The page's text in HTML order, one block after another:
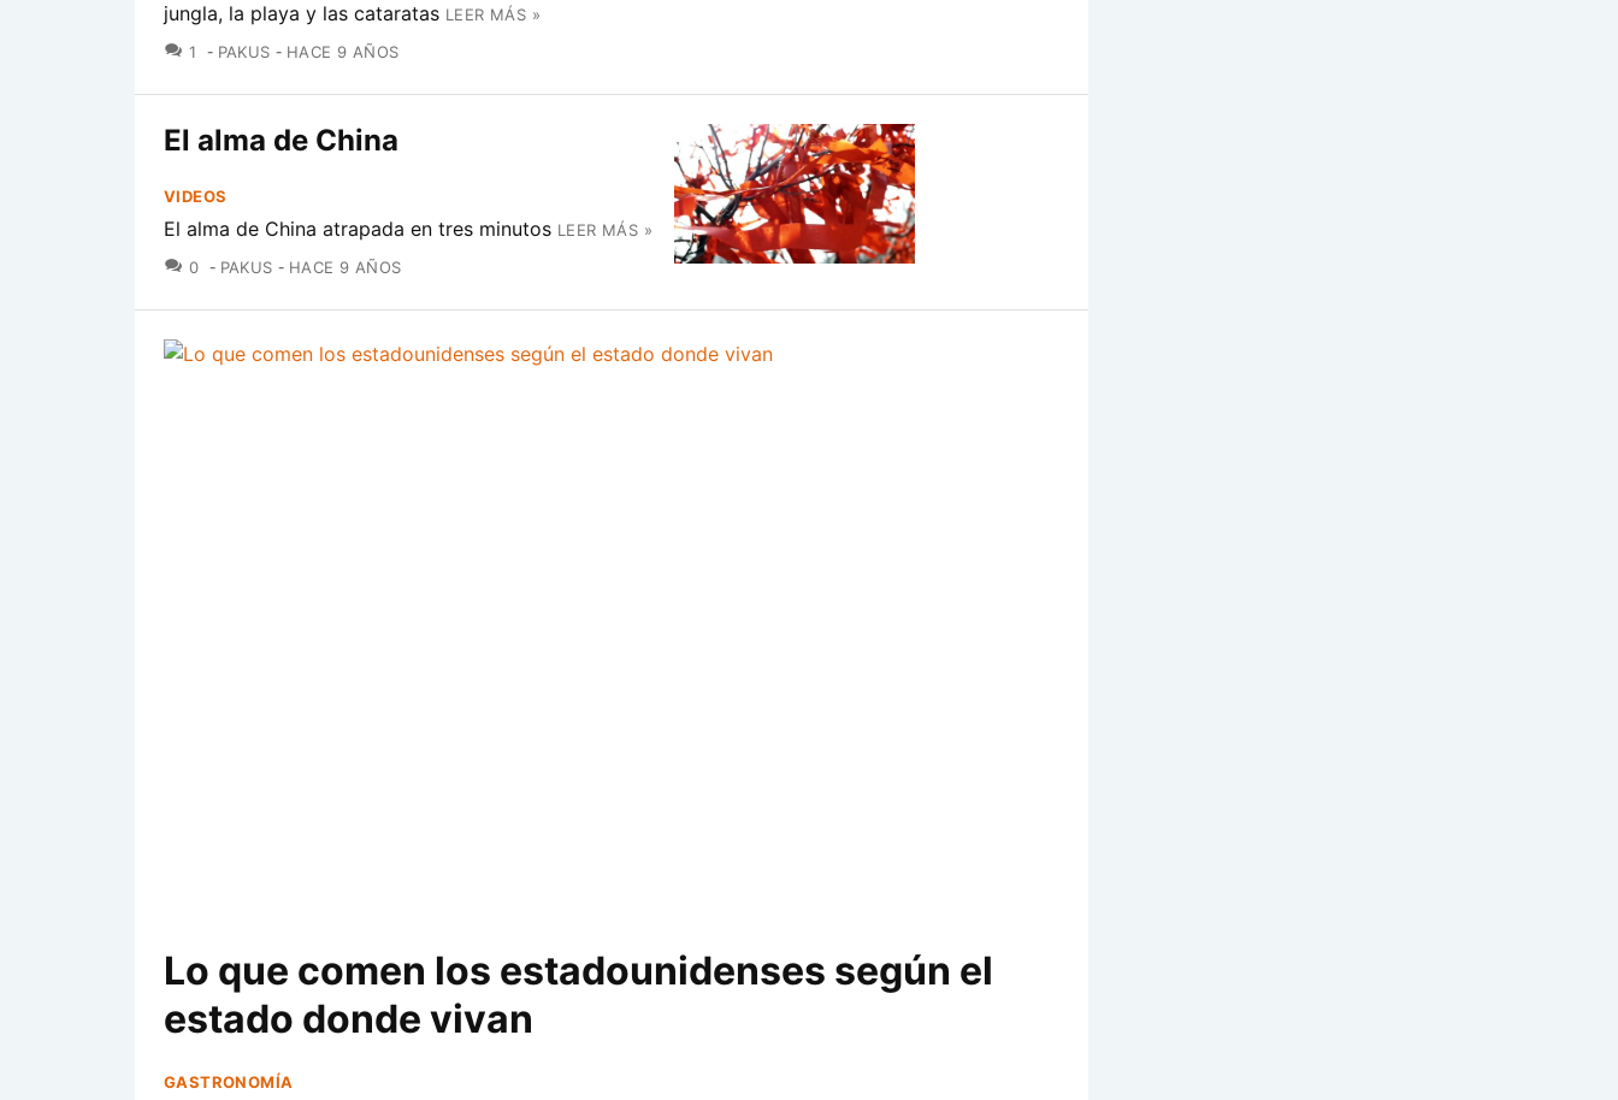
jungla, la playa y las cataratas LEER MÁS »
1
COMENTARIOS
PAKUS HACE 9 AÑOS
El alma de China
VIDEOS
El alma de China atrapada en tres minutos LEER MÁS »
0 COMENTARIOS
PAKUS HACE 9 AÑOS
Lo que comen los estadounidenses según el
estado donde vivan
GASTRONOMÍA